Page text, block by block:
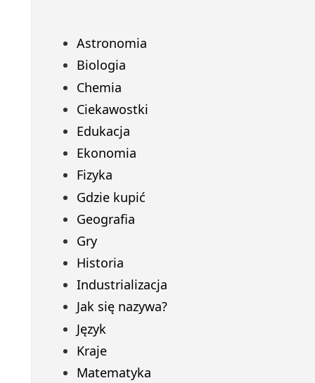
Astronomia
Biologia
Chemia
Ciekawostki
Edukacja
Ekonomia
Fizyka
Gdzie kupić
Geografia
Gry
Historia
Industrializacja
Jak się nazywa?
Język
Kraje
Matematyka